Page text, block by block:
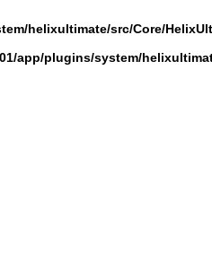
helixultimate/src/Core/
app/plugins/system/